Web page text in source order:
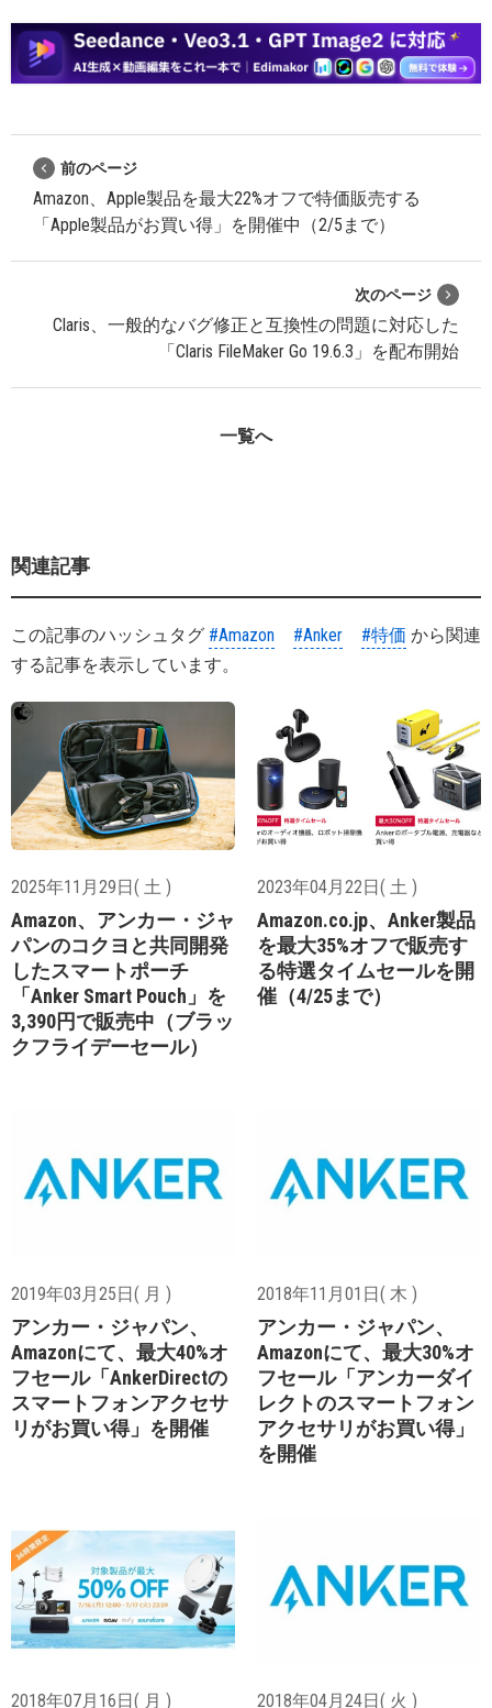
前のページ
Amazon、Apple製品を最大22%オフで特価販売する
「Apple製品がお買い得」を開催中（2/5まで）
次のページ
Claris、一般的なバグ修正と互換性の問題に対応した
「Claris FileMaker Go 19.6.3」を配布開始
一覧へ
関連記事
この記事のハッシュタグ #Amazon #Anker #特価 から関連
する記事を表示しています。
2025年11月29日( 土 )
Amazon、アンカー・ジャ
パンのコクヨと共同開発
したスマートポーチ
「Anker Smart Pouch」を
3,390円で販売中（ブラッ
クフライデーセール）
2023年04月22日( 土 )
Amazon.co.jp、Anker製品
を最大35%オフで販売す
る特選タイムセールを開
催（4/25まで）
2019年03月25日( 月 )
アンカー・ジャパン、
Amazonにて、最大40%オ
フセール「AnkerDirectの
スマートフォンアクセサ
リがお買い得」を開催
2018年11月01日( 木 )
アンカー・ジャパン、
Amazonにて、最大30%オ
フセール「アンカーダイ
レクトのスマートフォン
アクセサリがお買い得」
を開催
2018年07月16日( 月 ) 2018年04月24日( 火 )